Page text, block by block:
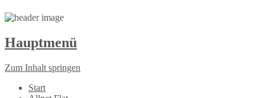
Hauptmenü
Zum Inhalt springen
Start